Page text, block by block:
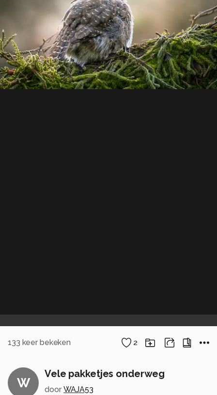
133 keer bekeken 2
W
Vele pakketjes onderweg
door WAJA53